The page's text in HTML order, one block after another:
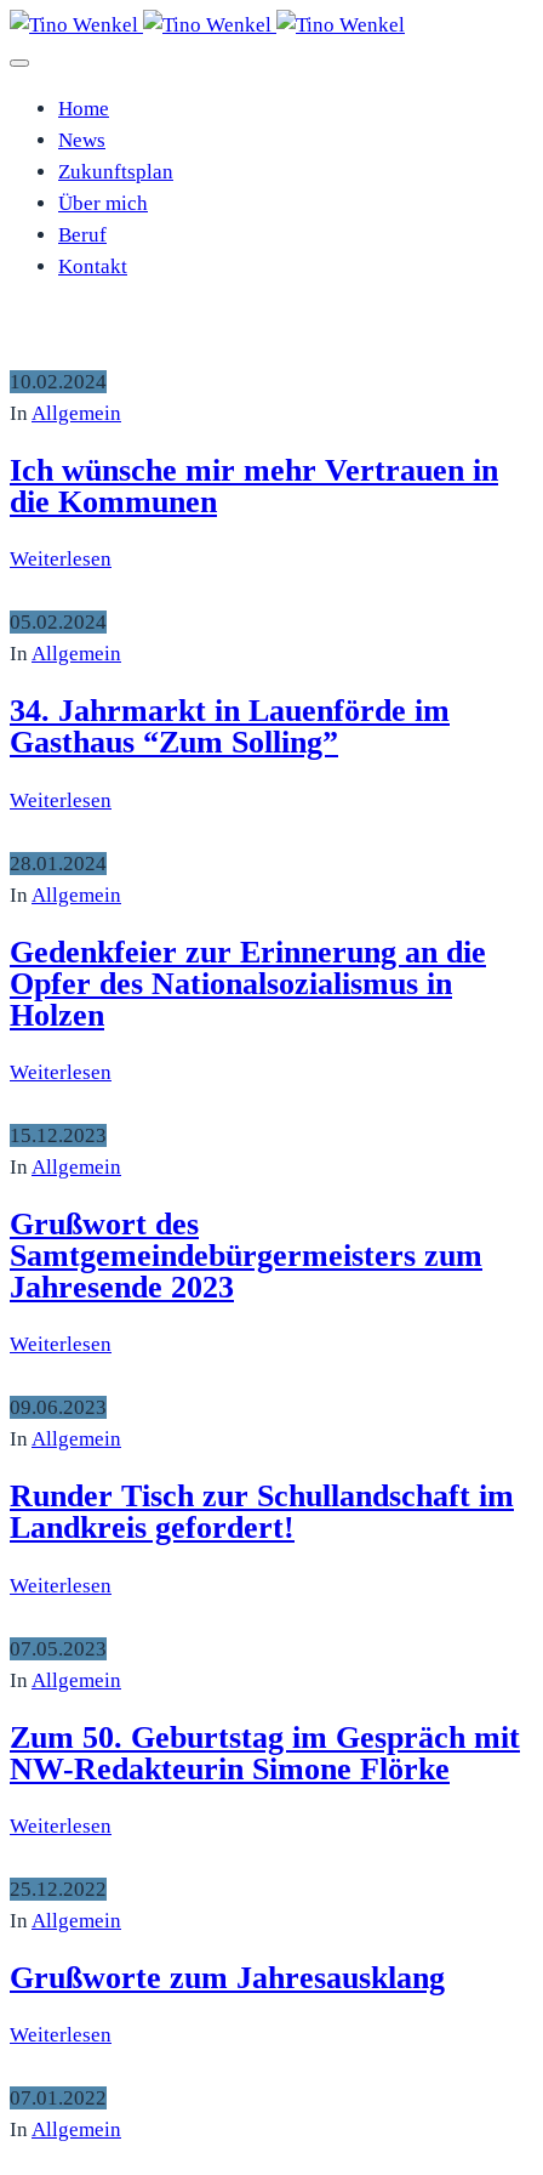
Home
News
Zukunftsplan
Über mich
Beruf
Kontakt
10.02.2024
In Allgemein
Ich wünsche mir mehr Vertrauen in
die Kommunen
Weiterlesen
05.02.2024
In Allgemein
34. Jahrmarkt in Lauenförde im
Gasthaus “Zum Solling”
Weiterlesen
28.01.2024
In Allgemein
Gedenkfeier zur Erinnerung an die
Opfer des Nationalsozialismus in
Holzen
Weiterlesen
15.12.2023
In Allgemein
Grußwort des
Samtgemeindebürgermeisters zum
Jahresende 2023
Weiterlesen
09.06.2023
In Allgemein
Runder Tisch zur Schullandschaft im
Landkreis gefordert!
Weiterlesen
07.05.2023
In Allgemein
Zum 50. Geburtstag im Gespräch mit
NW-Redakteurin Simone Flörke
Weiterlesen
25.12.2022
In Allgemein
Grußworte zum Jahresausklang
Weiterlesen
07.01.2022
In Allgemein